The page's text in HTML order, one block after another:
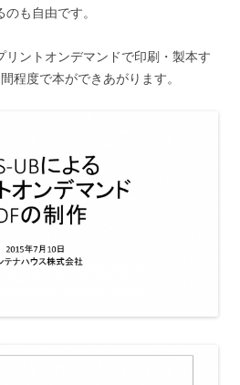
も自由です。
リントオンデマンドで印刷・製本す
程度で本ができあがります。